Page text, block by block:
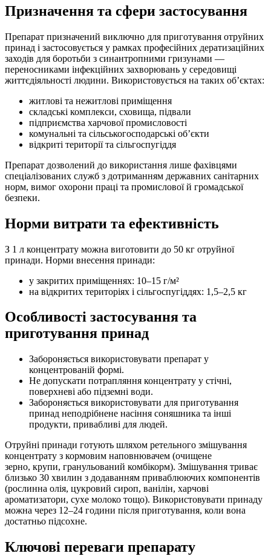
Призначення та сфери застосування
Препарат призначений виключно для приготування отруйних
принад і застосовується у рамках професійних дератизаційних
заходів для боротьби з синантропними гризунами —
переносниками інфекційних захворювань у середовищі
життєдіяльності людини. Використовується на таких об’єктах:
житлові та нежитлові приміщення
складські комплекси, сховища, підвали
підприємства харчової промисловості
комунальні та сільськогосподарські об’єкти
відкриті території та сільгоспугіддя
Препарат дозволений до використання лише фахівцями
спеціалізованих служб з дотриманням державних санітарних
норм, вимог охорони праці та промислової й громадської
безпеки.
Норми витрати та ефективність
З 1 л концентрату можна виготовити до 50 кг отруйної
принади. Норми внесення принади:
у закритих приміщеннях: 10–15 г/м²
на відкритих територіях і сільгоспугіддях: 1,5–2,5 кг
Особливості застосування та
приготування принад
Забороняється використовувати препарат у
концентрованій формі.
Не допускати потрапляння концентрату у стічні,
поверхневі або підземні води.
Забороняється використовувати для приготування
принад неподрібнене насіння соняшника та інші
продукти, привабливі для людей.
Отруйні принади готують шляхом ретельного змішування
концентрату з кормовим наповнювачем (очищене
зерно, крупи, гранульований комбікорм). Змішування триває
близько 30 хвилин з додаванням приваблюючих компонентів
(рослинна олія, цукровий сироп, ванілін, харчові
ароматизатори, сухе молоко тощо). Використовувати принаду
можна через 12–24 години після приготування, коли вона
достатньо підсохне.
Ключові переваги препарату